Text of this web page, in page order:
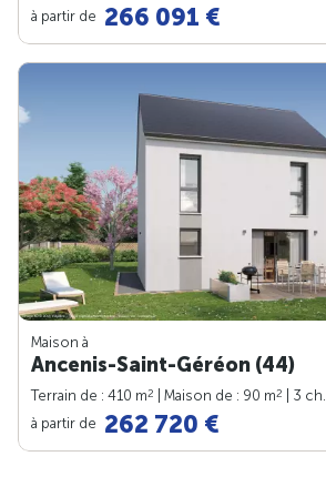
à partir de 266 091 €
Maison à
Ancenis-Saint-Géréon (44)
Terrain de : 410 m2 | Maison de : 90 m2
| 3 ch.
à partir de 262 720 €